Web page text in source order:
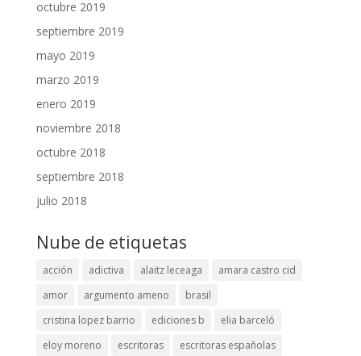
octubre 2019
septiembre 2019
mayo 2019
marzo 2019
enero 2019
noviembre 2018
octubre 2018
septiembre 2018
julio 2018
Nube de etiquetas
acción adictiva alaitz leceaga
amara castro cid
amor
argumento ameno
brasil
cristina lopez barrio
ediciones b
elia barceló
eloy moreno
escritoras
escritoras españolas